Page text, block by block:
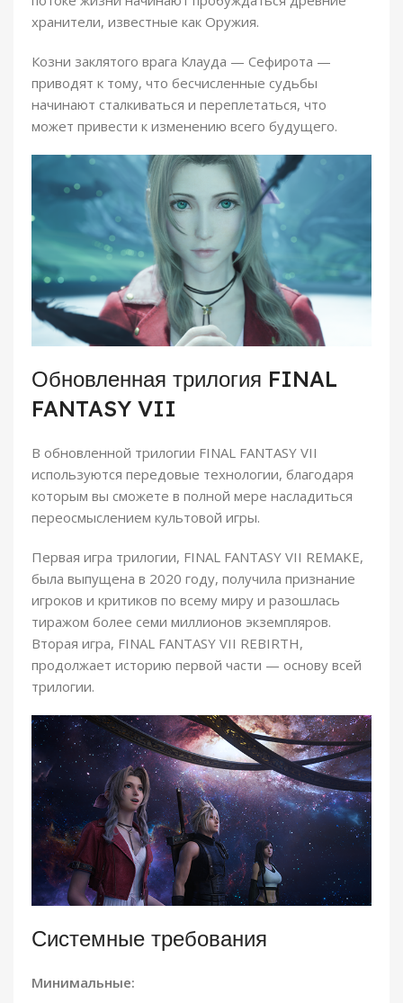
хранители, известные как Оружия.
Козни заклятого врага Клауда — Сефирота —
приводят к тому, что бесчисленные судьбы
начинают сталкиваться и переплетаться, что
может привести к изменению всего будущего.
Обновленная трилогия FINAL
FANTASY VII
В обновленной трилогии FINAL FANTASY VII
используются передовые технологии, благодаря
которым вы сможете в полной мере насладиться
переосмыслением культовой игры.
Первая игра трилогии, FINAL FANTASY VII REMAKE,
была выпущена в 2020 году, получила признание
игроков и критиков по всему миру и разошлась
тиражом более семи миллионов экземпляров.
Вторая игра, FINAL FANTASY VII REBIRTH,
продолжает историю первой части — основу всей
трилогии.
Системные требования
Минимальные: